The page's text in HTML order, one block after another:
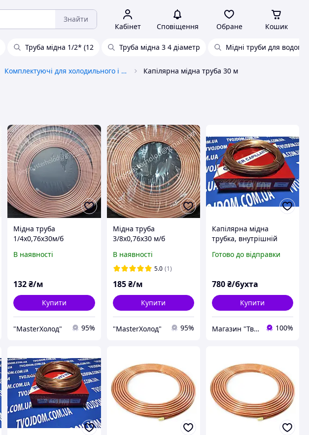
Знайти
Кабінет Сповіщення Обране Кошик
Труба мідна 1/2* (12 Труба мідна 3 4 діаметр Мідні труби для
Комплектуючі для холодильного і теплообмінного обладнання Капілярна мідна труба 30 м
Мідна труба
1/4x0,76х30м/б
В наявності
132₴/м
Купити
"MasterХолод" 95%
Мідна труба
3/8x0,76x30 м/б
В наявності
5.0 (1)
185 ₴/м
Купити
"MasterХолод" 95%
Капілярна мідна
трубка, внутрішній
30 м)
Готово до відправки
780₴/бухта
Купити
Магазин "Твій Дім" - Запчастини та комплектуючі для холодильного обладнання та побутової техніки. 100%